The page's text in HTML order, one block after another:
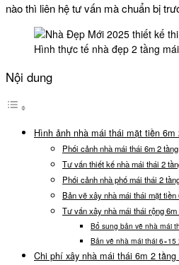
nào thì liên hệ tư vấn mà chuẩn bị
Hình thực tế nhà đẹp 2 tầng
Nội dung
Hình ảnh nhà mái thái mặt tiền 6m
Phối cảnh nhà mái thái 6m 2
Tư vấn thiết kế nhà mái thái 2
Phối cảnh nhà phố mái thái 2
Bản vẽ xây nhà mái thái mặt tiền
Tư vấn xây nhà mái thái rộng 6m
Bổ sung bản vẽ nhà mái
Bản vẽ nhà mái thái
Chi phí xây nhà mái thái 6m 2 tầng